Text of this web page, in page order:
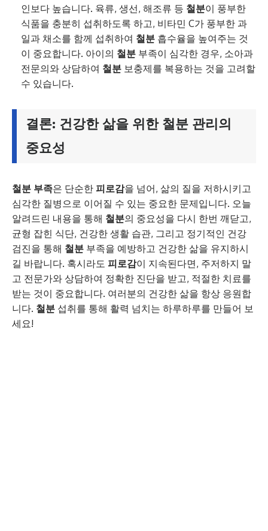
인보다 높습니다. 육류, 생선, 해조류 등 철분이 풍부한
식품을 충분히 섭취하도록 하고, 비타민 C가 풍부한 과
일과 채소를 함께 섭취하여 철분 흡수율을 높여주는 것
이 중요합니다. 아이의 철분 부족이 심각한 경우, 소아과
전문의와 상담하여 철분 보충제를 복용하는 것을 고려할
수 있습니다.
결론: 건강한 삶을 위한 철분 관리의
중요성
철분 부족은 단순한 피로감을 넘어, 삶의 질을 저하시키고
심각한 질병으로 이어질 수 있는 중요한 문제입니다. 오늘
알려드린 내용을 통해 철분의 중요성을 다시 한번 깨닫고,
균형 잡힌 식단, 건강한 생활 습관, 그리고 정기적인 건강
검진을 통해 철분 부족을 예방하고 건강한 삶을 유지하시
길 바랍니다. 혹시라도 피로감이 지속된다면, 주저하지 말
고 전문가와 상담하여 정확한 진단을 받고, 적절한 치료를
받는 것이 중요합니다. 여러분의 건강한 삶을 항상 응원합
니다. 철분 섭취를 통해 활력 넘치는 하루하루를 만들어 보
세요!